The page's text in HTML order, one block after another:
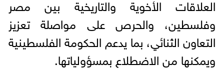
العلاقات الأخوية والتاريخية بين مصر
وفلسطين، والحرص على مواصلة تعزيز
التعاون الثنائي، بما يدعم الحكومة الفلسطينية
ويمكنها من الاضطلاع بمسؤولياتها.